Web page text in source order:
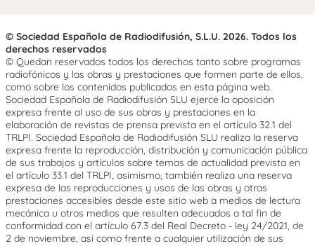
© Sociedad Española de Radiodifusión, S.L.U. 2026. Todos los
derechos reservados
© Quedan reservados todos los derechos tanto sobre programas
radiofónicos y las obras y prestaciones que formen parte de ellos,
como sobre los contenidos publicados en esta página web.
Sociedad Española de Radiodifusión SLU ejerce la oposición
expresa frente al uso de sus obras y prestaciones en la
elaboración de revistas de prensa prevista en el artículo 32.1 del
TRLPI. Sociedad Española de Radiodifusión SLU realiza la reserva
expresa frente la reproducción, distribución y comunicación pública
de sus trabajos y artículos sobre temas de actualidad prevista en
el artículo 33.1 del TRLPI, asimismo, también realiza una reserva
expresa de las reproducciones y usos de las obras y otras
prestaciones accesibles desde este sitio web a medios de lectura
mecánica u otros medios que resulten adecuados a tal fin de
conformidad con el artículo 67.3 del Real Decreto - ley 24/2021, de
2 de noviembre, así como frente a cualquier utilización de sus